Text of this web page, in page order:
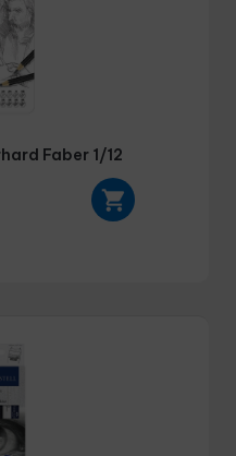
Faber 1/12